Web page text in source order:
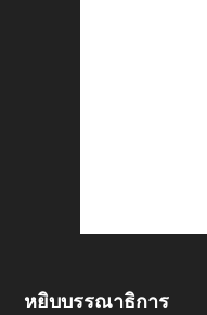
หยิบบรรณาธิการ